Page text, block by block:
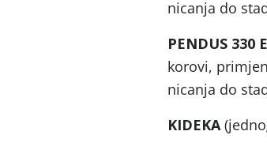
nicanja do
PENDUS 330
korovi,
nicanja do
KIDEKA